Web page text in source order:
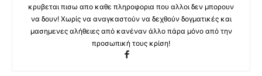
κρυβεται πισω απο καθε πληροφορια που αλλοι δεν μπορουν
να δουν! Χωρίς να αναγκαστούν να δεχθούν δογματικές και
μασημενες αλήθειες από κανέναν άλλο πάρα μόνο από την
προσωπική τους κρίση!